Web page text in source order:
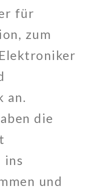
für
zum
an.
die
ins
und